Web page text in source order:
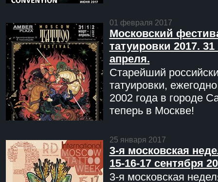
01 февраля 2017
Московский
татуировки 2017. 31
апреля.
Старейший
татуировки,
2002 года в городе
теперь в Москве!
25 января 2017
3-я московская
15-16-17 сентября
3-я московская